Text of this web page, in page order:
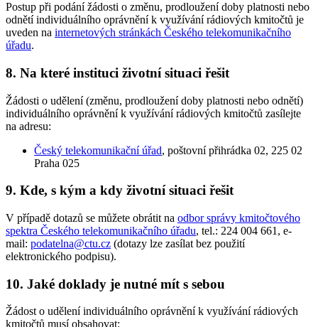
Postup při podání žádosti o změnu, prodloužení doby platnosti nebo
odnětí individuálního oprávnění k využívání rádiových kmitočtů je
uveden na internetových stránkách Českého telekomunikačního
úřadu.
8. Na které instituci životní situaci řešit
Žádosti o udělení (změnu, prodloužení doby platnosti nebo odnětí)
individuálního oprávnění k využívání rádiových kmitočtů zasílejte
na adresu:
Český telekomunikační úřad, poštovní přihrádka 02, 225 02
Praha 025
9. Kde, s kým a kdy životní situaci řešit
V případě dotazů se můžete obrátit na odbor správy kmitočtového
spektra Českého telekomunikačního úřadu, tel.: 224 004 661, e-
mail: podatelna@ctu.cz (dotazy lze zasílat bez použití
elektronického podpisu).
10. Jaké doklady je nutné mít s sebou
Žádost o udělení individuálního oprávnění k využívání rádiových
kmitočtů musí obsahovat: